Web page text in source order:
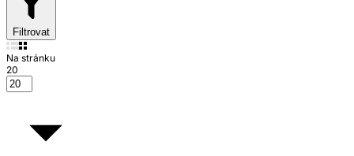
Filtrovat
Na stránku
20